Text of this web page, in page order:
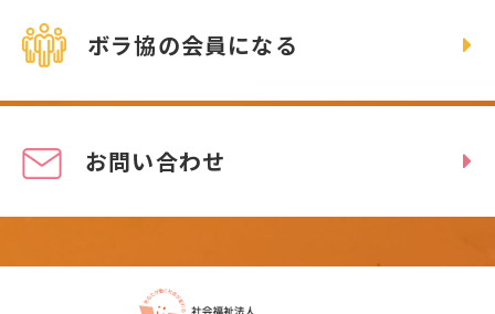
ボラ協の会員になる
お問い合わせ